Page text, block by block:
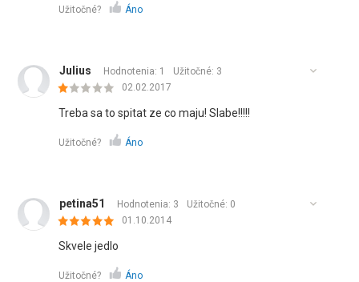
Užitočné? Áno
Julius Hodnotenia: 1 Užitočné: 3
02.02.2017
Treba sa to spitat ze co maju! Slabe!!!!!
Užitočné? Áno
petina51 Hodnotenia: 3 Užitočné: 0
01.10.2014
Skvele jedlo
Užitočné? Áno